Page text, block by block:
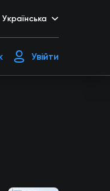
Українська
Увійти